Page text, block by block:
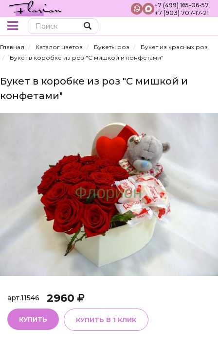
+7 (499) 165-06-57
+7 (903) 707-17-21
Главная Каталог цветов Букеты роз
Букет из красных роз
Букет в коробке из роз "С мишкой и конфетами"
Букет в коробке из роз "С мишкой и
конфетами"
арт.11546 2960
КУПИТЬ КУПИТЬ В 1 КЛИК